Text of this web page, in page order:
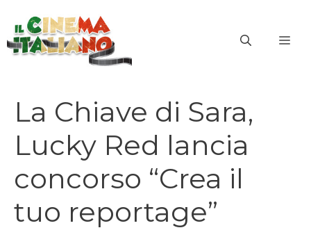
contenuto
La Chiave di Sara,
Lucky Red lancia
concorso “Crea il
tuo reportage”